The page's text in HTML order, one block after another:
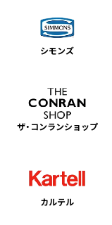
シモンズ
ザ・コンランショップ
カルテル